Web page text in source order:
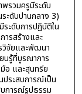
รวมครูมีระดับ
ระดับปานกลาง 3)
ะดับการปฏิบัติใน
ารสร้างและ
วิจัยและพัฒนา
นรู้ที่บูรณาการ
อ และสุนทรีย
ประสบการณ์เป็น
การณ์รูปธรรม